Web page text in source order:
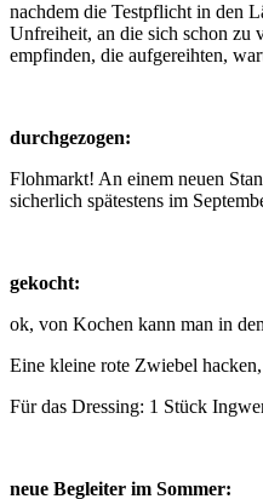
nachdem die Testpflicht in den
Unfreiheit, an die sich schon zu
empfinden, die aufgereihten,
durchgezogen:
Flohmarkt! An einem neuen
sicherlich spätestens im
gekocht:
ok, von Kochen kann man in
Eine kleine rote Zwiebel
Für das Dressing: 1 Stück
neue Begleiter im Sommer: